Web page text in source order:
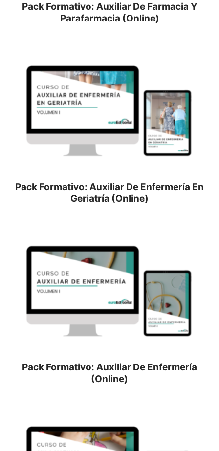
Pack Formativo: Auxiliar De Farmacia Y
Parafarmacia (Online)
Pack Formativo: Auxiliar De Enfermería En
Geriatría (Online)
Pack Formativo: Auxiliar De Enfermería
(Online)